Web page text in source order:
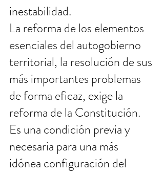
inestabilidad.
La reforma de los elementos
esenciales del autogobierno
territorial, la resolución de sus
más importantes problemas
de forma eficaz, exige la
reforma de la Constitución.
Es una condición previa y
necesaria para una más
idónea configuración del